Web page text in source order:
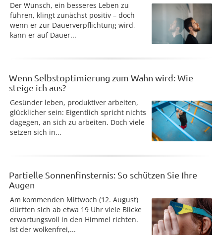
Der Wunsch, ein besseres Leben zu
führen, klingt zunächst positiv – doch
wenn er zur Dauerverpflichtung wird,
kann er auf Dauer...
Wenn Selbstoptimierung zum Wahn wird: Wie
steige ich aus?
Gesünder leben, produktiver arbeiten,
glücklicher sein: Eigentlich spricht nichts
dagegen, an sich zu arbeiten. Doch viele
setzen sich in...
Partielle Sonnenfinsternis: So schützen Sie Ihre
Augen
Am kommenden Mittwoch (12. August)
dürften sich ab etwa 19 Uhr viele Blicke
erwartungsvoll in den Himmel richten.
Ist der wolkenfrei,...